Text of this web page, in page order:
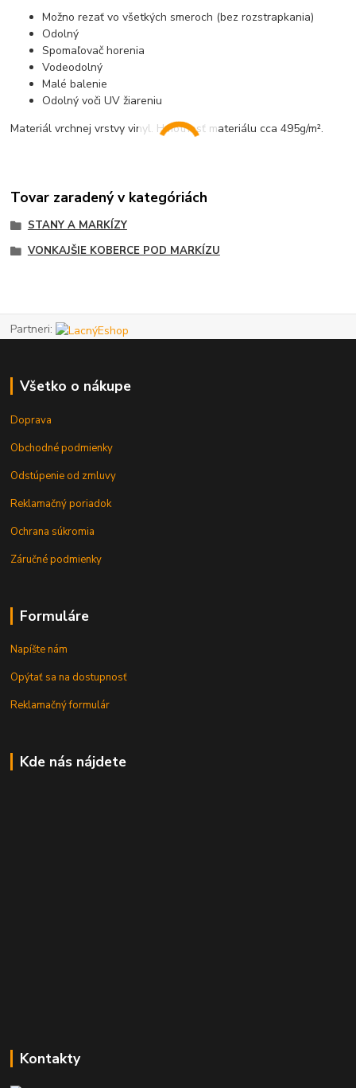
Možno rezať vo všetkých smeroch (bez rozstrapkania)
Odolný
Spomaľovač horenia
Vodeodolný
Malé balenie
Odolný voči UV žiareniu
Materiál vrchnej vrstvy vinyl. Hmotnosť materiálu cca 495g/m².
Tovar zaradený v kategóriách
STANY A MARKÍZY
VONKAJŠIE KOBERCE POD MARKÍZU
Partneri:
Všetko o nákupe
Doprava
Obchodné podmienky
Odstúpenie od zmluvy
Reklamačný poriadok
Ochrana súkromia
Záručné podmienky
Formuláre
Napíšte nám
Opýtať sa na dostupnosť
Reklamačný formulár
Kde nás nájdete
Kontakty